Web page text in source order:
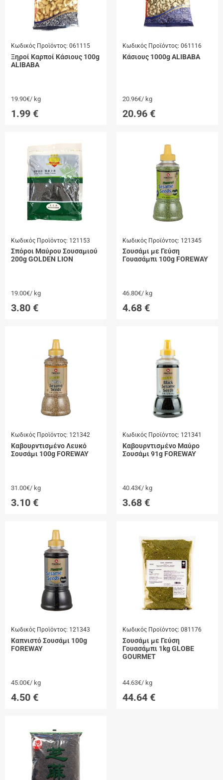
Κωδικός Προϊόντος: 061115
Ξηροί Καρποί Κάσιους 100g
ALIBABA
19.90€/ kg
1.99 €
Κωδικός Προϊόντος: 061116
Κάσιους 1000g ALIBABA
20.96€/ kg
20.96 €
Κωδικός Προϊόντος: 121153
Σπόροι Μαύρου Σουσαμιού
200g GOLDEN LION
19.00€/ kg
3.80 €
Κωδικός Προϊόντος: 121345
Σουσάμι με Γεύση
Γουασάμπι 100g FOREWAY
46.80€/ kg
4.68 €
Κωδικός Προϊόντος: 121342
Καβουρντισμένο Λευκό
Σουσάμι 100g FOREWAY
31.00€/ kg
3.10 €
Κωδικός Προϊόντος: 121341
Καβουρντισμένο Μαύρο
Σουσάμι 91g FOREWAY
40.43€/ kg
3.68 €
Κωδικός Προϊόντος: 121343
Καπνιστό Σουσάμι 100g
FOREWAY
45.00€/ kg
4.50 €
Κωδικός Προϊόντος: 081176
Σουσάμι με Γεύση
Γουασάμπι 1kg GLOBE
GOURMET
44.63€/ kg
44.64 €